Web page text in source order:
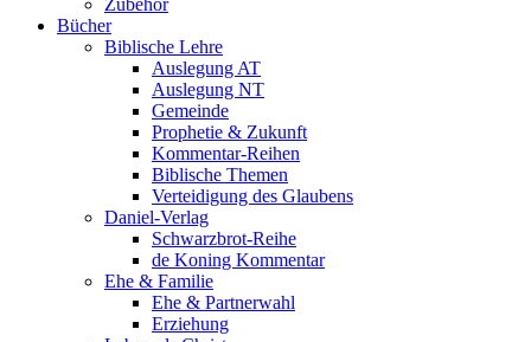
Zubehör
Bücher
Biblische Lehre
Auslegung AT
Auslegung NT
Gemeinde
Prophetie & Zukunft
Kommentar-Reihen
Biblische Themen
Verteidigung des Glaubens
Daniel-Verlag
Schwarzbrot-Reihe
de Koning Kommentar
Ehe & Familie
Ehe & Partnerwahl
Erziehung